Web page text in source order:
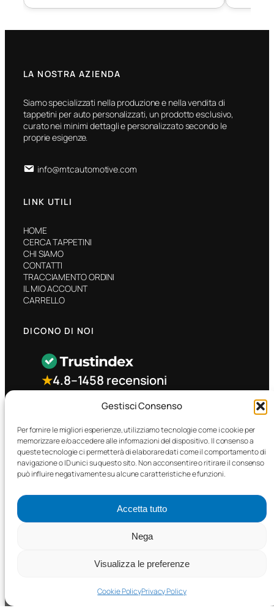
Gestisci Consenso
Per fornire le migliori esperienze, utilizziamo tecnologie come i cookie per
memorizzare e/o accedere alle informazioni del dispositivo. Il consenso a
queste tecnologie ci permetterà di elaborare dati come il comportamento di
navigazione o ID unici su questo sito. Non acconsentire o ritirare il consenso
può influire negativamente su alcune caratteristiche e funzioni.
Accetta tutto
Nega
Visualizza le preferenze
Cookie PolicyPrivacy Policy
LA NOSTRA AZIENDA
Siamo specializzati nella produzione e nella vendita di
tappetini per auto personalizzati, un prodotto esclusivo,
curato nei minimi dettagli e personalizzato secondo le
proprie esigenze.
info@mtcautomotive.com
LINK UTILI
HOME
CERCA TAPPETINI
CHI SIAMO
CONTATTI
TRACCIAMENTO ORDINI
IL MIO ACCOUNT
CARRELLO
DICONO DI NOI
★4.8–1458 recensioni
CONTATTO RAPIDO
Facebook
©2025 MTC Automotive s.r.l. . Tutti i diritti riservati. – P.I.